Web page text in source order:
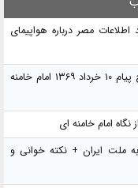
مصر درباره هواپیمای
منشور گفتمان امام و انقلاب - 7 /بخش دوم : شرح پیام ۱۰ خرداد ۱۳۶۹ امام خامنه
امام خامنه ای
ملت ایران + نکته خوانی و